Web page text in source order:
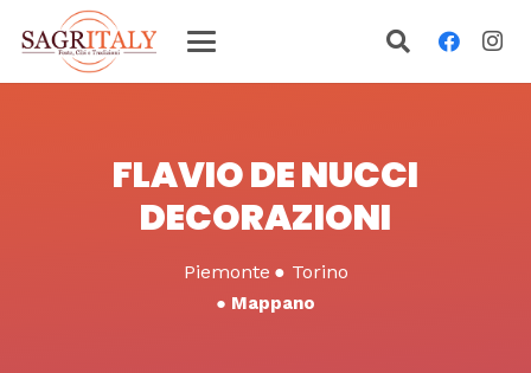
FLAVIO DE NUCCI
DECORAZIONI
Piemonte ● Torino
● Mappano